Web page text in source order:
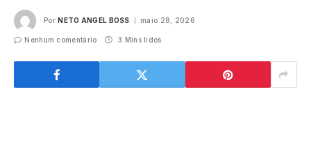
Por NETO ANGEL BOSS maio 28, 2026
Nenhum comentário 3 Mins lidos